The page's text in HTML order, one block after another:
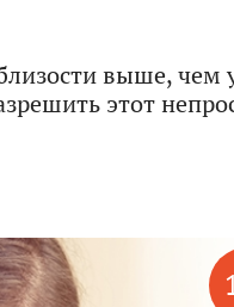
выше, чем
этот